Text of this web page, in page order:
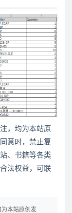
，均为本站原
意时，禁止复
、书籍等各类
法权益，可联
本站原创发